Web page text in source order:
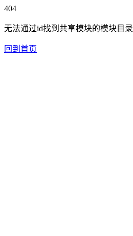
404
无法通过id找到共享模块的模块目录
回到首页